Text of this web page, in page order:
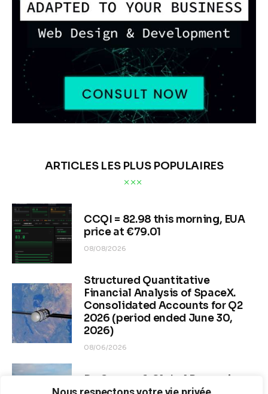
ARTICLES LES PLUS POPULAIRES
CCQI = 82.98 this morning, EUA
price at €79.01
08/08/2026
Structured Quantitative
Financial Analysis of SpaceX.
Consolidated Accounts for Q2
2026 (period ended June 30,
2026)
08/06/2026
Dr. Copper & Global Recession